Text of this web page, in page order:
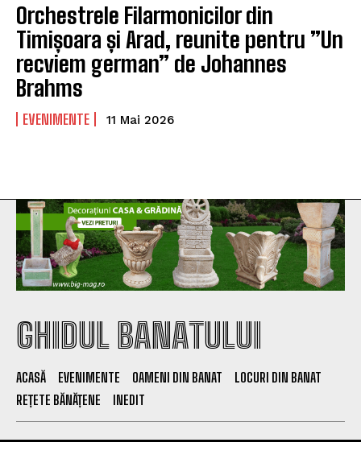
Orchestrele Filarmonicilor din
Timișoara și Arad, reunite pentru ”Un
recviem german” de Johannes
Brahms
EVENIMENTE 11 Mai 2026
GHIDUL BANATULUI
ACASĂ EVENIMENTE OAMENI DIN BANAT
LOCURI DIN BANAT
REȚETE BĂNĂȚENE
INEDIT